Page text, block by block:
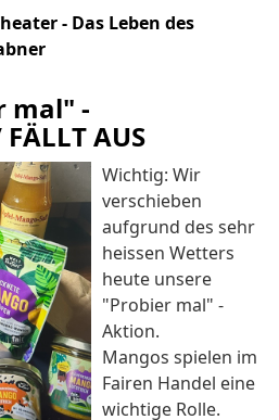
- Das Leben des
mal" -
AUS
Wichtig: Wir
verschieben
aufgrund des sehr
heissen Wetters
heute unsere
"Probier mal" -
Aktion.
Mangos spielen im
Fairen Handel eine
wichtige Rolle.